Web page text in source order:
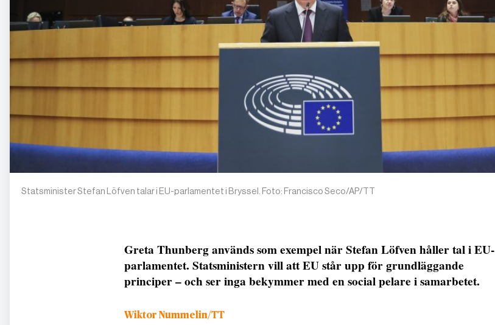
Statsminister Stefan Löfven talar i EU-parlamentet i Bryssel. Foto: Francisco Seco/AP/TT
Greta Thunberg används som exempel när Stefan Löfven håller tal i EU-
parlamentet. Statsministern vill att EU står upp för grundläggande
principer – och ser inga bekymmer med en social pelare i samarbetet.
Wiktor Nummelin/TT